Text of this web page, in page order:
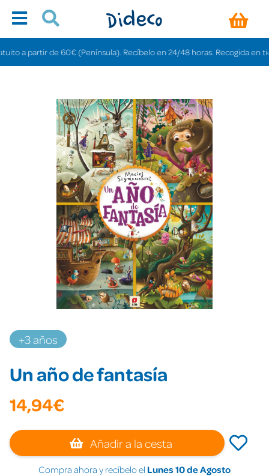
a partir de 60€ (Península). Recíbelo en 24/48 horas. Recogida en
+3 años
Un año de fantasía
14,94€
Añadir a la cesta
Compra ahora y recíbelo el Lunes 10 de Agosto